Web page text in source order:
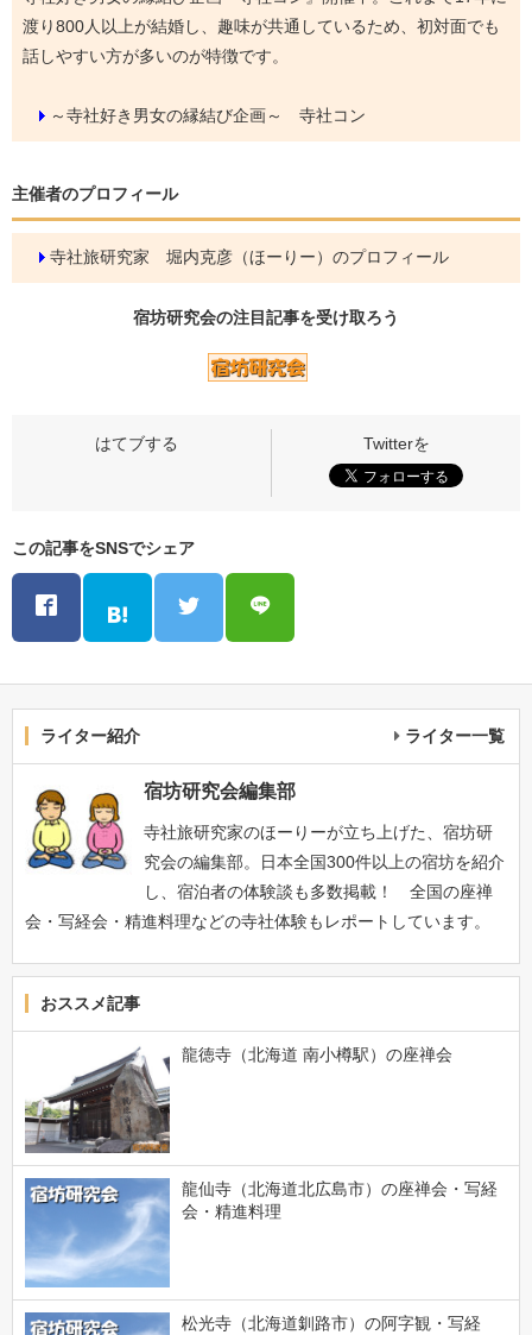
渡り800人以上が結婚し、趣味が共通しているため、初対面でも
話しやすい方が多いのが特徴です。
～寺社好き男女の縁結び企画～ 寺社コン
主催者のプロフィール
寺社旅研究家 堀内克彦（ほーりー）のプロフィール
宿坊研究会の注目記事を受け取ろう
この記事をSNSでシェア
ライター紹介 ライター一覧
宿坊研究会編集部
寺社旅研究家のほーりーが立ち上げた、宿坊研
究会の編集部。日本全国300件以上の宿坊を紹介
し、宿泊者の体験談も多数掲載！ 全国の座禅
会・写経会・精進料理などの寺社体験もレポートしています。
おススメ記事
龍徳寺（北海道 南小樽駅）の座禅会
龍仙寺（北海道北広島市）の座禅会・写経
会・精進料理
松光寺（北海道釧路市）の阿字観・写経